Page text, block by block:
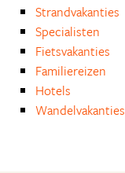
Strandvakanties
Specialisten
Fietsvakanties
Familiereizen
Hotels
Wandelvakanties